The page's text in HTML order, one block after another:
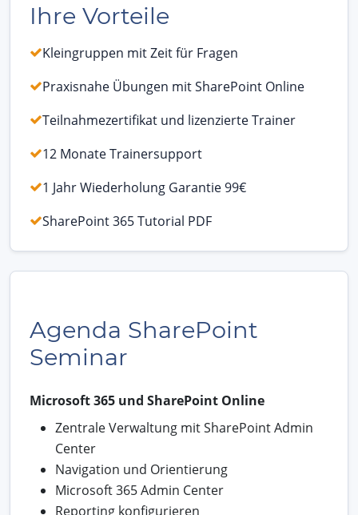
Ihre Vorteile
Kleingruppen mit Zeit für Fragen
Praxisnahe Übungen mit SharePoint Online
Teilnahmezertifikat und lizenzierte Trainer
12 Monate Trainersupport
1 Jahr Wiederholung Garantie 99€
SharePoint 365 Tutorial PDF
Agenda SharePoint
Seminar
Microsoft 365 und SharePoint Online
Zentrale Verwaltung mit SharePoint Admin
Center
Navigation und Orientierung
Microsoft 365 Admin Center
Reporting konfigurieren